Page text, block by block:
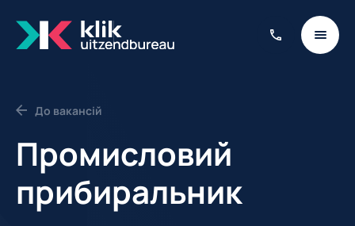
До вакансій
Промисловий
прибиральник